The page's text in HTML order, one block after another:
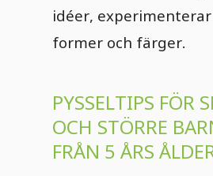
idéer,
former och färger.
PYSSELTIPS FÖR
OCH STÖRRE
FRÅN 5 ÅRS